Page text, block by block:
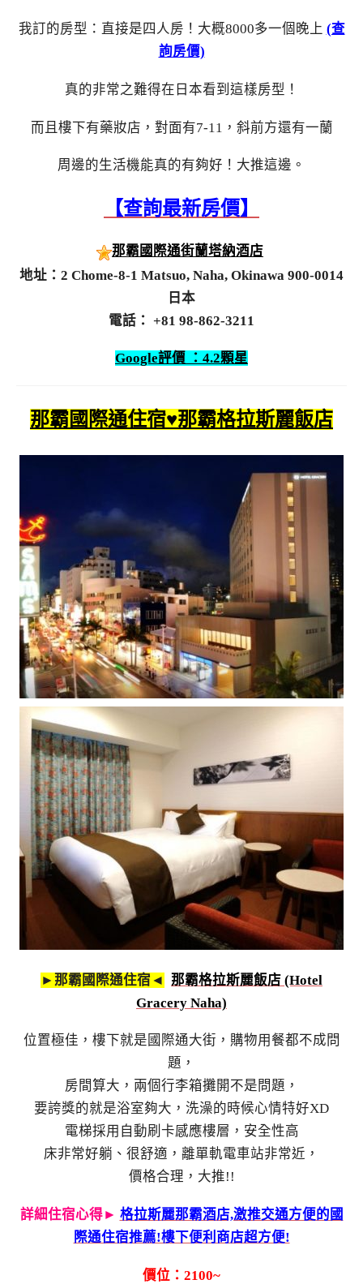
我訂的房型：直接是四人房！大概8000多一個晚上 (查
詢房價)
真的非常之難得在日本看到這樣房型！
而且樓下有藥妝店，對面有7-11，斜前方還有一蘭
周邊的生活機能真的有夠好！大推這邊。
【查詢最新房價】
那霸國際通街蘭塔納酒店
地址：2 Chome-8-1 Matsuo, Naha, Okinawa 900-0014
日本
電話： +81 98-862-3211
Google評價 ：4.2顆星
那霸國際通住宿♥那霸格拉斯麗飯店
►那霸國際通住宿◄
那霸格拉斯麗飯店 (Hotel
Gracery Naha)
位置極佳，樓下就是國際通大街，購物用餐都不成問
題，
房間算大，兩個行李箱攤開不是問題，
要誇獎的就是浴室夠大，洗澡的時候心情特好XD
電梯採用自動刷卡感應樓層，安全性高
床非常好躺、很舒適，離單軌電車站非常近，
價格合理，大推!!
詳細住宿心得► 格拉斯麗那霸酒店,激推交通方便的國
際通住宿推薦!樓下便利商店超方便!
價位：2100~